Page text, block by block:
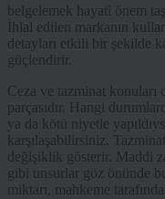
belgelemek hayati önem
İhlal edilen markanın
detayları etkili bir şekilde
güçlendirir.
Ceza ve tazminat
parçasıdır. Hangi
ya da kötü niyetle
karşılaşabilirsiniz.
değişiklik gösterir. Maddi
gibi unsurlar göz önünde
miktarı, mahkeme